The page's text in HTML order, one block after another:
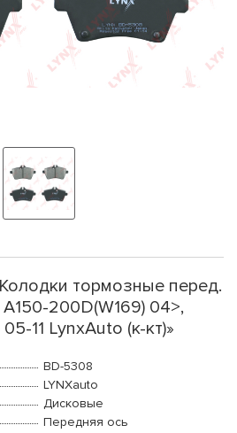
тормозные перед.
200D(W169) 04>,
11 LynxAuto (к-кт)»
BD-5308
LYNXauto
Дисковые
Передняя ось